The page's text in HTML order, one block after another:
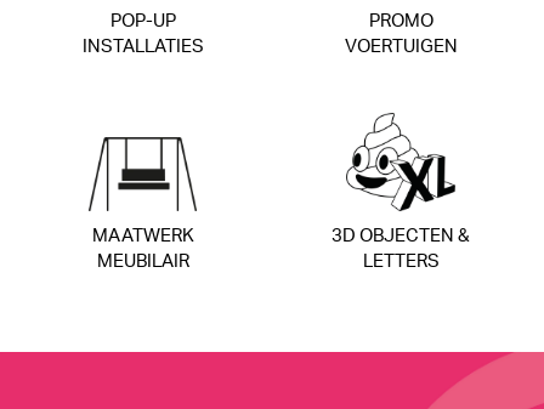
POP-UP
INSTALLATIES
PROMO
VOERTUIGEN
MAATWERK
MEUBILAIR
3D OBJECTEN &
LETTERS